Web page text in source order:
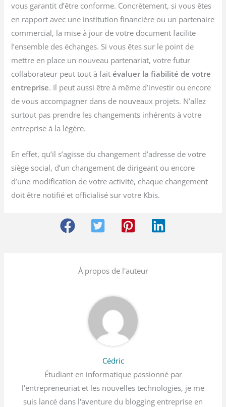
vous garantit d’être conforme. Concrètement, si vous êtes
en rapport avec une institution financière ou un partenaire
commercial, la mise à jour de votre document facilite
l’ensemble des échanges. Si vous êtes sur le point de
mettre en place un nouveau partenariat, votre futur
collaborateur peut tout à faitévaluer la fiabilité de votre
entreprise. Il peut aussi être à même d’investir ou encore
de vous accompagner dans de nouveaux projets. N’allez
surtout pas prendre les changements inhérents à votre
entreprise à la légère.
En effet, qu’il s’agisse du changement d’adresse de votre
siège social, d’un changement de dirigeant ou encore
d’une modification de votre activité, chaque changement
doit être notifié et officialisé sur votre Kbis.
À propos de l'auteur
Cédric
Étudiant en informatique passionné par
l'entrepreneuriat et les nouvelles technologies, je me
suis lancé dans l'aventure du blogging entreprise en